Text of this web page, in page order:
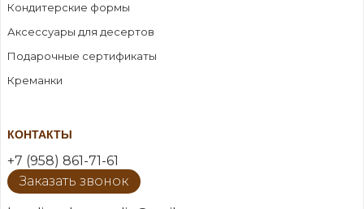
Кондитерские формы
Аксессуары для десертов
Подарочные сертификаты
Креманки
КОНТАКТЫ
+7 (958) 861-71-61
Заказать звонок